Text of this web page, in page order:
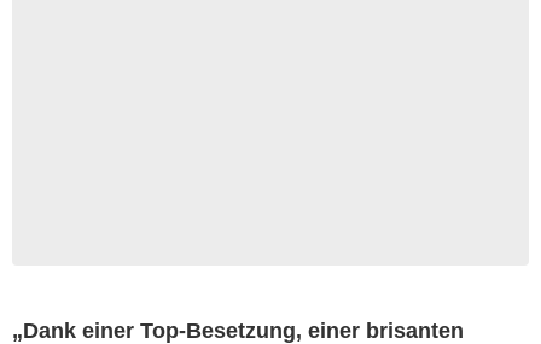
„Dank einer Top-Besetzung, einer brisanten